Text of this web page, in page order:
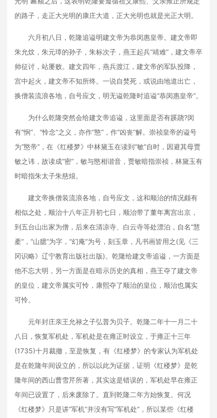
的路子，走正大光明的康庄大道，正大光明也就是光正大明。
六月初八日，乾隆追谥明建文帝为恭闵惠皇帝。建文帝即
朱允炆，朱元璋的孙子，朱标次子，燕王起兵“靖难”，建文帝卒
帅征讨，站屡败。建文四年，燕兵渡江，建文帝的军队投降，
宫中起火，建文帝不知所终。一说自焚死，或说由地道出亡，
换僧装流浪各地，自号应文，明无谥乾隆时追谥“恭闵惠皇帝”。
为什么乾隆突然会给建文帝追谥，这里面是否有蹊跷?闵
有“悯”、“怜念”之义，亦作“愍”，作“凶丧”解。崇祯皇帝的谥号
为“愍帝”，在《红楼梦》中林黛玉在读到“敏”自时，因避其母贾
敏之讳，故读成“密”，敏与愍相谐音，贾敏暗指崇祯，林黛玉有
时暗指朱太子朱慈烺。
建文帝换僧装流浪各地，自号应文，这和顺治的情况颇有
相似之处，顺治十八年正月初七日，顺治带了董年离宫出京，
到五台山出家为僧，后来在清凉寺、白云寺等处漂泊，自名“慧
橐”，“山臆”为字，“幻庵”为号，刻玉章，凡书画皆用之(见《三
冈识略》辽宁教育出版社出版)。乾隆给建文帝追谥，一方面是
他不忘大明，另一方面是在暗示历史的真相，燕王夺了建文帝
的皇位，建文帝属实可怜，康熙夺了顺治的皇位，顺治也属实
可怜。
元年封庄亲王允禄之子弘普为贝子。乾隆二年十一月二十
八日，恢复军机处，军机处是在雍正时设立，于雍正十三年
(1735)十月裁撤，至是恢复，有《红楼梦》的专家认为军机处
是在乾隆年间设立的，所以以此为证据，证明《红楼梦》是乾
隆年间的西山曹雪芹所著，其实这是错误的，军机处早在雍正
年间已设置了，后来废除了。直到乾隆二年方始恢复。何况
《红楼梦》只是讲“军机”并没有写“军机处”，所以某些《红楼